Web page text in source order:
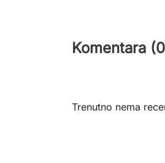
Komentara
Trenutno nema